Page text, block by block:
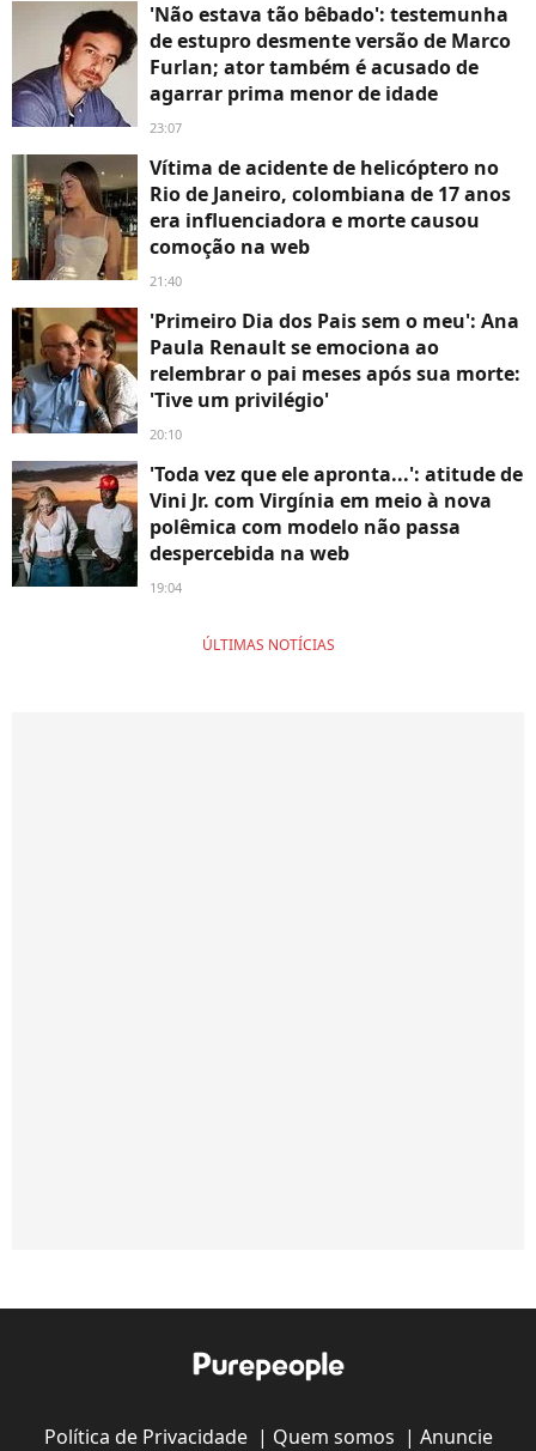
'Não estava tão bêbado': testemunha
de estupro desmente versão de Marco
Furlan; ator também é acusado de
agarrar prima menor de idade
23:07
Vítima de acidente de helicóptero no
Rio de Janeiro, colombiana de 17 anos
era influenciadora e morte causou
comoção na web
21:40
'Primeiro Dia dos Pais sem o meu': Ana
Paula Renault se emociona ao
relembrar o pai meses após sua morte:
'Tive um privilégio'
20:10
'Toda vez que ele apronta...': atitude de
Vini Jr. com Virgínia em meio à nova
polêmica com modelo não passa
despercebida na web
19:04
ÚLTIMAS NOTÍCIAS
Política de Privacidade| Quem somos | Anuncie